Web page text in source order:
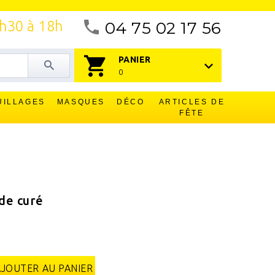
04 75 02 17 56
à 18h
PANIER
0
MASQUES DÉCO
ARTICLES DE
FÊTE
curé
AU PANIER